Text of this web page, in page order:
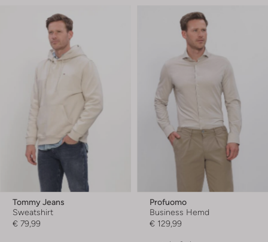
Tommy Jeans
Sweatshirt
€ 79,99
Profuomo
Business Hemd
€ 129,99